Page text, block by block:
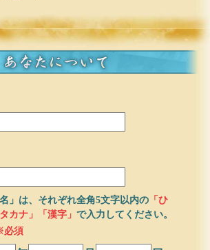
」は、それぞれ全角5文字以内の 「ひ
カナ」「漢字」で入力してください。
必須